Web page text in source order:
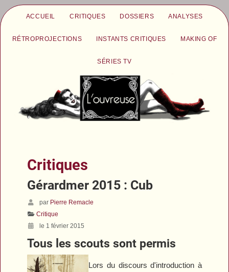
ACCUEIL CRITIQUES DOSSIERS ANALYSES
RÉTROPROJECTIONS INSTANTS CRITIQUES MAKING OF
SÉRIES TV
Critiques
Gérardmer 2015 : Cub
par Pierre Remacle
Critique
le 1 février 2015
Tous les scouts sont permis
Lors du discours d'introduction à